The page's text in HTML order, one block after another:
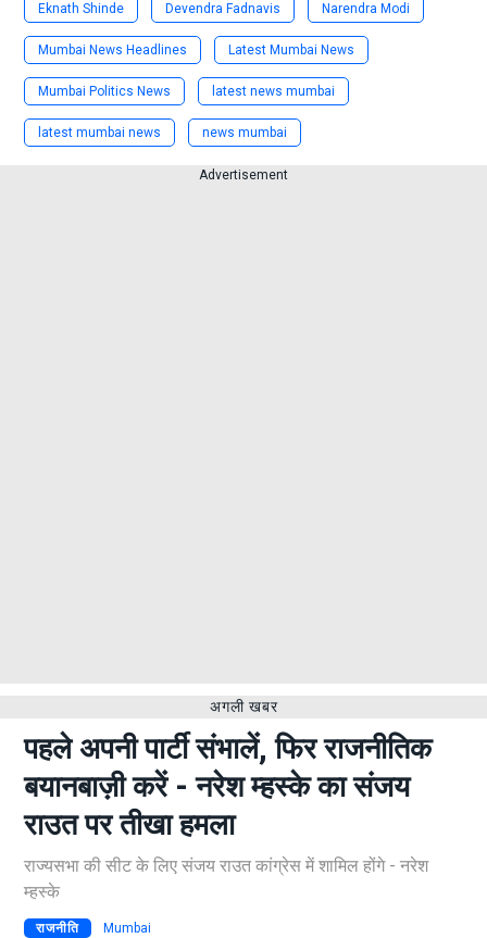
Eknath Shinde Devendra Fadnavis Narendra Modi
Mumbai News Headlines Latest Mumbai News
Mumbai Politics News latest news mumbai
latest mumbai news news mumbai
Advertisement
अगली खबर
पहले अपनी पार्टी संभालें, फिर राजनीतिक
बयानबाज़ी करें - नरेश म्हस्के का संजय
राउत पर तीखा हमला
राज्यसभा की सीट के लिए संजय राउत कांग्रेस में शामिल होंगे - नरेश
म्हस्के
राजनीति Mumbai